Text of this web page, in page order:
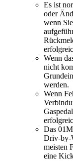
Es ist
oder
wenn
Wenn
nicht
werden.
Wenn
Das
Driv-by-
meisten
eine